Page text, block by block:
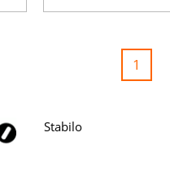
1
Stabilo